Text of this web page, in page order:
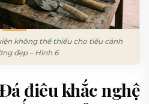
không thể thiếu cho tiểu cảnh
đẹp – Hình 6
điêu khắc nghệ